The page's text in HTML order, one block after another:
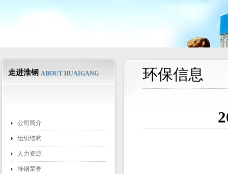
走进淮钢 ABOUT HUAIGANG
公司简介
组织结构
人力资源
淮钢荣誉
环保信息